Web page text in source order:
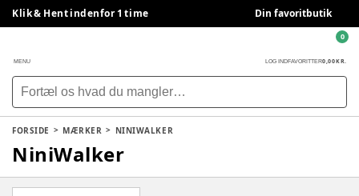
Klik & Hent indenfor 1 time Din favoritbutik
MENU LOG INDFAVORITTER0,00 KR.
0
FORSIDE MÆRKER NINIWALKER
NiniWalker